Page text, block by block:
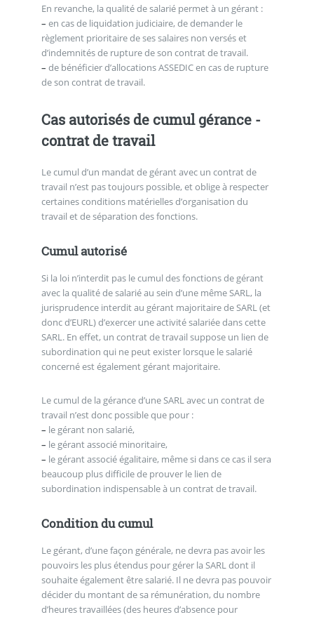
En revanche, la qualité de salarié permet à un gérant :
– en cas de liquidation judiciaire, de demander le
règlement prioritaire de ses salaires non versés et
d’indemnités de rupture de son contrat de travail.
– de bénéficier d’allocations ASSEDIC en cas de rupture
de son contrat de travail.
Cas autorisés de cumul gérance -
contrat de travail
Le cumul d’un mandat de gérant avec un contrat de
travail n’est pas toujours possible, et oblige à respecter
certaines conditions matérielles d’organisation du
travail et de séparation des fonctions.
Cumul autorisé
Si la loi n’interdit pas le cumul des fonctions de gérant
avec la qualité de salarié au sein d’une même SARL, la
jurisprudence interdit au gérant majoritaire de SARL (et
donc d’EURL) d’exercer une activité salariée dans cette
SARL. En effet, un contrat de travail suppose un lien de
subordination qui ne peut exister lorsque le salarié
concerné est également gérant majoritaire.
Le cumul de la gérance d’une SARL avec un contrat de
travail n’est donc possible que pour :
– le gérant non salarié,
– le gérant associé minoritaire,
– le gérant associé égalitaire, même si dans ce cas il sera
beaucoup plus difficile de prouver le lien de
subordination indispensable à un contrat de travail.
Condition du cumul
Le gérant, d’une façon générale, ne devra pas avoir les
pouvoirs les plus étendus pour gérer la SARL dont il
souhaite également être salarié. Il ne devra pas pouvoir
décider du montant de sa rémunération, du nombre
d’heures travaillées (des heures d’absence pour